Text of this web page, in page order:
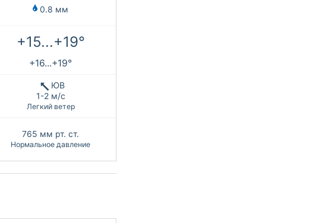
0.8 мм
+15...+19°
+16...+19°
ЮВ
1-2 м/с
Легкий ветер
765 мм рт. ст.
Нормальное давление